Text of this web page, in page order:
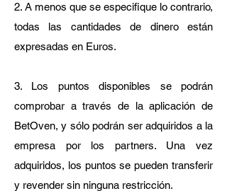
2. A menos que se especifique lo contrario,
todas las cantidades de dinero están
expresadas en Euros.
3. Los puntos disponibles se podrán
comprobar a través de la aplicación de
BetOven, y sólo podrán ser adquiridos a la
empresa por los partners. Una vez
adquiridos, los puntos se pueden transferir
y revender sin ninguna restricción.